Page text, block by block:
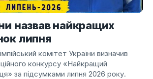
назвав найкращих
липня
комітет України визначив
конкурсу «Найкращий
за підсумками липня 2026 року.